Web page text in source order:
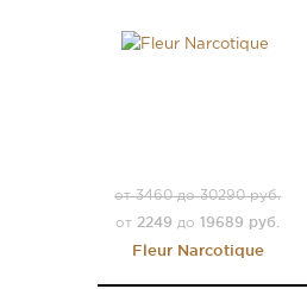
от 3460 до 30290 руб.
от 2249 до19689 руб.
Fleur Narcotique